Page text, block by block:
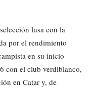
lusa con la
por el rendimiento
en su inicio
con el club verdiblanco,
en Catar y, de